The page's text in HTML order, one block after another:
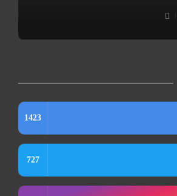
1423
727